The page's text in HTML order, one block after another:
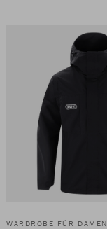
WARDROBE FÜR DAMEN